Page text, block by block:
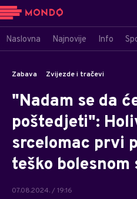
Naslovna Najnovije Info
Zabava Zvijezde i tračevi
"Nadam se da
poštedjeti":
srcelomac prvi
teško bolesnom
07.08.2024. / 19:16